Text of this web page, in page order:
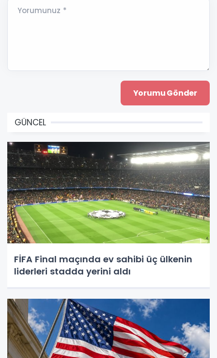
Yorumunuz *
GÜNCEL
FİFA Final maçında ev sahibi üç ülkenin
liderleri stadda yerini aldı